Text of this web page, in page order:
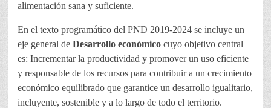
alimentación sana y suficiente.
En el texto programático del PND 2019-2024 se incluye un
eje general de Desarrollo económico cuyo objetivo central
es: Incrementar la productividad y promover un uso eficiente
y responsable de los recursos para contribuir a un crecimiento
económico equilibrado que garantice un desarrollo igualitario,
incluyente, sostenible y a lo largo de todo el territorio.